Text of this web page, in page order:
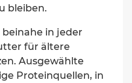
bleiben.
in jeder
für ältere
Ausgewählte
Proteinquellen, in